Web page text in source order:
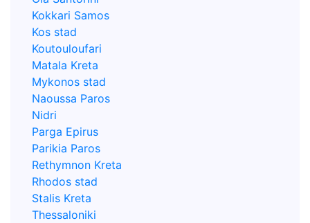
Kokkari Samos
Kos stad
Koutouloufari
Matala Kreta
Mykonos stad
Naoussa Paros
Nidri
Parga Epirus
Parikia Paros
Rethymnon Kreta
Rhodos stad
Stalis Kreta
Thessaloniki